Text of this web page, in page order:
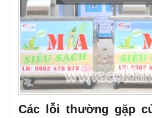
14-3 lí do vì sao khách hàng
sạch
Các lỗi thường gặp